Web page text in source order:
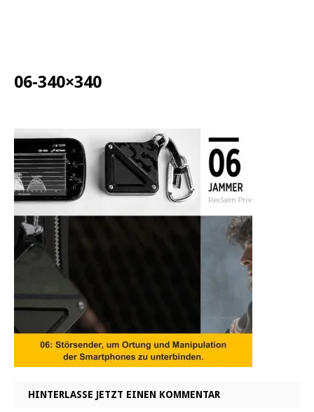
06-340×340
HINTERLASSE JETZT EINEN KOMMENTAR